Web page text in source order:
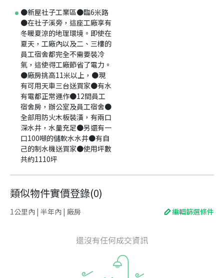
●新屋社子工業區●臨6米路
●在社子溪旁，這座工廠享有
冬暖夏涼的地理環境。即使在
夏天，工廠內以及二、三樓的
員工宿舍都完全不需要裝冷
氣，這使得工廠節省了電力。
●廠房挑高11米以上，●現
有可用天車三台送買家●有水
有電都正常運作●12間員工
宿舍房，辦公室及員工宿舍●
全部用防火木板裝潢，有兩口
深水井，水量充足●另還有一
口100噸的儲軟水水井●有自
己的制水機送買家●使用坪數
共約1110坪
類似物件實價登錄(0)
1公里內 | 半年內 | 廠房 編輯篩選條件
還沒有任何成交資訊